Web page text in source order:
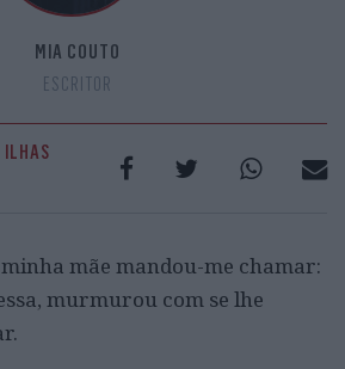
MIA COUTO
ESCRITOR
ILHAS
mãe mandou-me chamar:
murmurou com se lhe